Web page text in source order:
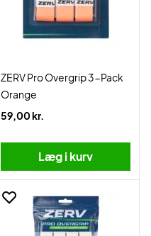
ZERV Pro Overgrip 3-Pack
Orange
59,00 kr.
Læg i kurv